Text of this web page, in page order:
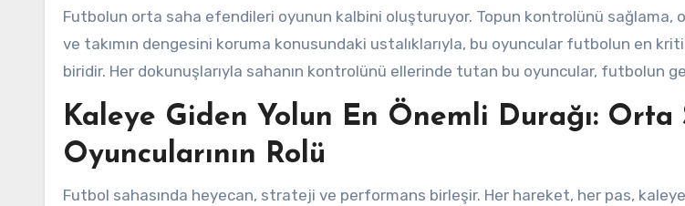
Futbolun orta saha efendileri oyunun kalbini oluşturuyor. Topun kontrolünü sağlama,
ve takımın dengesini koruma konusundaki ustalıklarıyla, bu oyuncular futbolun en
biridir. Her dokunuşlarıyla sahanın kontrolünü ellerinde tutan bu oyuncular, futbolun
Kaleye Giden Yolun En Önemli Durağı: Orta
Oyuncularının Rolü
Futbol sahasında heyecan, strateji ve performans birleşir. Her hareket, her pas, kaleye